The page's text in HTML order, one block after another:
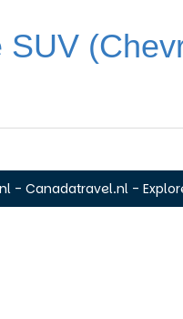
SUV
- Canadatravel.nl -